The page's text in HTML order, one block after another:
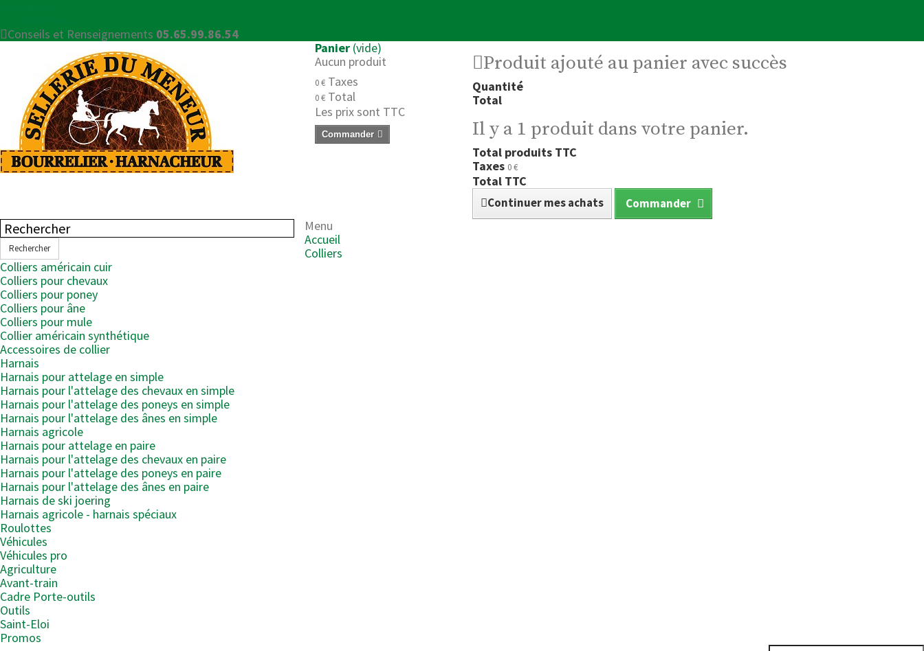
Conseils et Renseignements 05.65.99.86.54
Panier (vide)
Aucun produit
0 € Taxes
0 € Total
Les prix sont TTC
Commander
Produit ajouté au panier avec succès
Quantité
Total
Il y a 1 produit dans votre panier.
Total produits TTC
Taxes 0 €
Total TTC
Continuer mes achats Commander
Rechercher
Menu
Accueil
Colliers
Colliers américain cuir
Colliers pour chevaux
Colliers pour poney
Colliers pour âne
Colliers pour mule
Collier américain synthétique
Accessoires de collier
Harnais
Harnais pour attelage en simple
Harnais pour l'attelage des chevaux en simple
Harnais pour l'attelage des poneys en simple
Harnais pour l'attelage des ânes en simple
Harnais agricole
Harnais pour attelage en paire
Harnais pour l'attelage des chevaux en paire
Harnais pour l'attelage des poneys en paire
Harnais pour l'attelage des ânes en paire
Harnais de ski joering
Harnais agricole - harnais spéciaux
Roulottes
Véhicules
Véhicules pro
Agriculture
Avant-train
Cadre Porte-outils
Outils
Saint-Eloi
Promos